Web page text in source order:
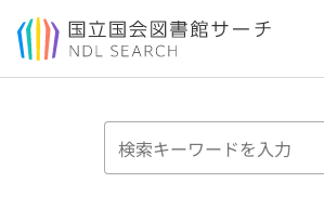
本文へ移動